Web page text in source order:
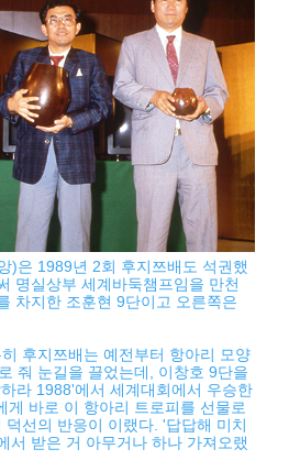
)은 1989년 2회 후지쯔배도 석권했
명실상부 세계바둑챔프임을 만천
차지한 조훈현 9단이고 오른쪽은
후지쯔배는 예전부터 항아리 모양
줘 눈길을 끌었는데, 이창호 9단을
라 1988'에서 세계대회에서 우승한
게 바로 이 항아리 트로피를 선물로
선의 반응이 이랬다. '답답해 미치
서 받은 거 아무거나 하나 가져오랬